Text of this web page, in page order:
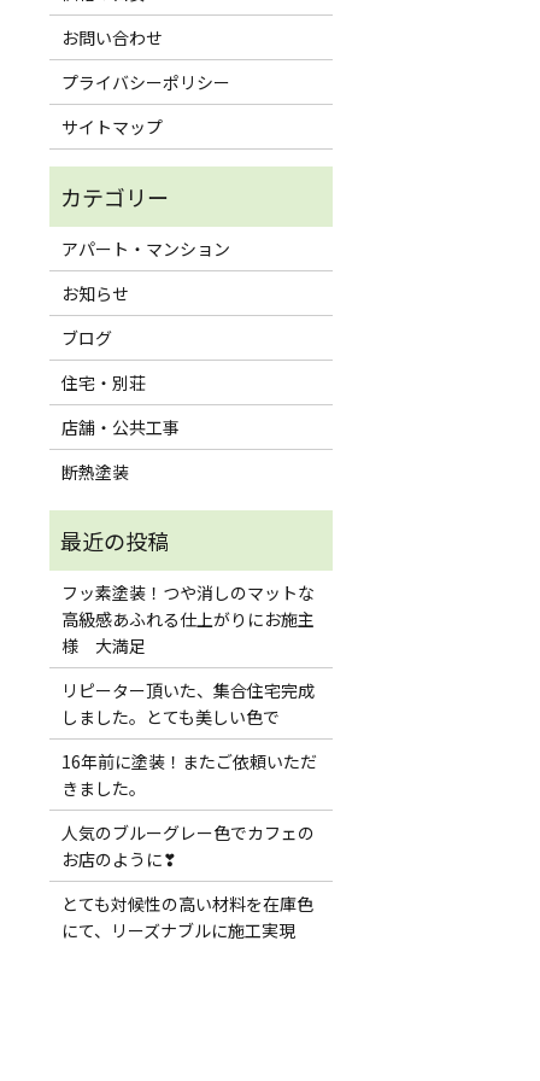
お問い合わせ
プライバシーポリシー
サイトマップ
アパート・マンション
お知らせ
ブログ
住宅・別荘
店舗・公共工事
断熱塗装
フッ素塗装！つや消しのマットな
高級感あふれる仕上がりにお施主
様 大満足
リピーター頂いた、集合住宅完成
しました。とても美しい色で
16年前に塗装！またご依頼いただ
きました。
人気のブルーグレー色でカフェの
お店のように❣
とても対候性の高い材料を在庫色
にて、リーズナブルに施工実現